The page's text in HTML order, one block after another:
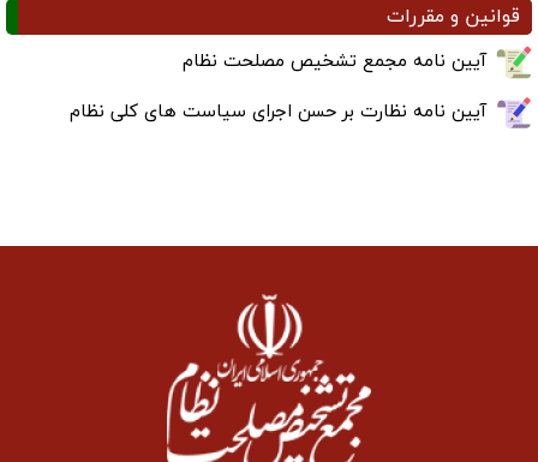
قوانین و مقررات
آیین نامه مجمع تشخیص مصلحت نظام
آیین نامه نظارت بر حسن اجرای سیاست های کلی نظام